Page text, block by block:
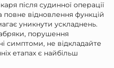
після судинної операції
відновлення функцій
уникнути ускладнень.
порушення
симптоми, не відкладайте
етапах є найбільш